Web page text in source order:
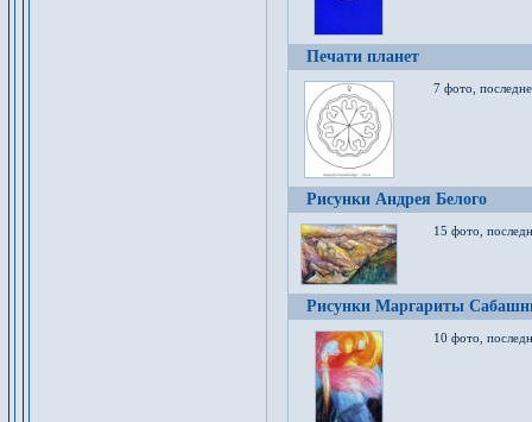
Печати планет
7 фото,
Рисунки Андрея Белого
15 фото,
Рисунки Маргариты
10 фото,